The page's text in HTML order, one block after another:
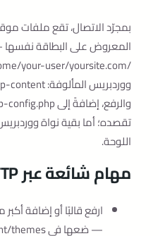
بمجرّد الاتصال، تقع ملفات
المعروض على البطاقة
/home/your-user/yoursite.com
ووردبريس المألوفة:content/
والرفع، إضافةً إلىconfig.php
تقصده؛ أما بقية نواة
اللوحة.
مهام شائعة عبر SFTP
ارفع قالبًا أو إضافة